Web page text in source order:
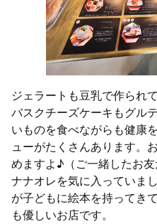
ジェラートも豆乳で作られ
バスクチーズケーキもグル
いものを食べながらも健康
ューがたくさんあります。
めますよ♪（ご一緒したお
ナナオレを気に入ってい
が子どもに絵本を持ってき
も優しいお店です。